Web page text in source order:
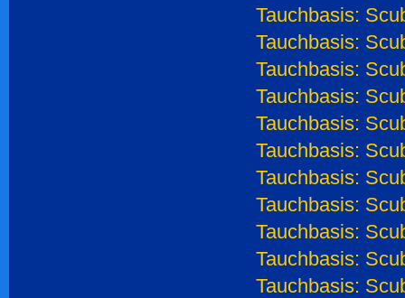
Tauchbasis:
Tauchbasis:
Tauchbasis:
Tauchbasis:
Tauchbasis:
Tauchbasis:
Tauchbasis:
Tauchbasis:
Tauchbasis:
Tauchbasis:
Tauchbasis: